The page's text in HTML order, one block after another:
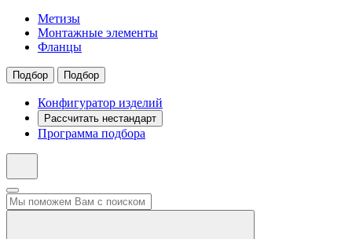
Метизы
Монтажные элементы
Фланцы
Подбор Подбор
Конфигуратор изделий
Рассчитать нестандарт
Программа подбора